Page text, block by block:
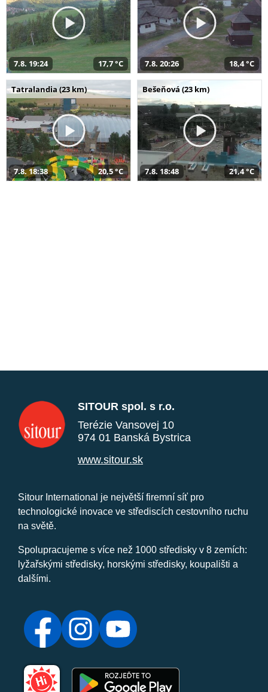
7.8. 19:24 17,7 °C 7.8. 20:26 18,4 °C
Tatralandia (23 km)
7.8. 18:38 20,5 °C
Bešeňová (23 km)
7.8. 18:48 21,4 °C
SITOUR spol. s r.o.
Terézie Vansovej 10
974 01 Banská Bystrica
www.sitour.sk
Sitour International je největší firemní síť pro
technologické inovace ve střediscích cestovního ruchu
na světě.
Spolupracujeme s více než 1000 středisky v 8 zemích:
lyžařskými středisky, horskými středisky, koupališti a
dalšími.